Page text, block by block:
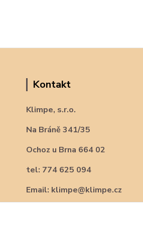
Kontakt
Klimpe, s.r.o.
Na Bráně 341/35
Ochoz u Brna 664 02
tel: 774 625 094
Email: klimpe@klimpe.cz